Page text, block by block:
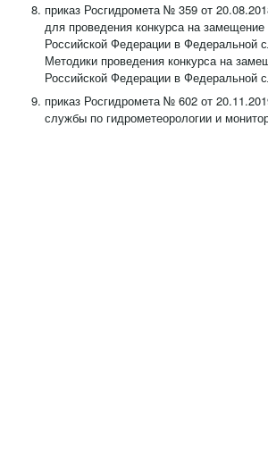
приказ Росгидромета № 359 от
для проведения конкурса на
Российской Федерации в Федеральной
Методики проведения конкурса на
Российской Федерации в Федеральной
приказ Росгидромета № 602 от
службы по гидрометеорологии и